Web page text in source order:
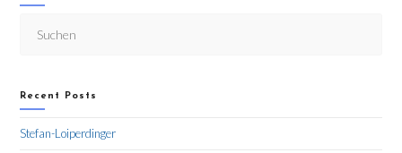
Recent Posts
Stefan-Loiperdinger